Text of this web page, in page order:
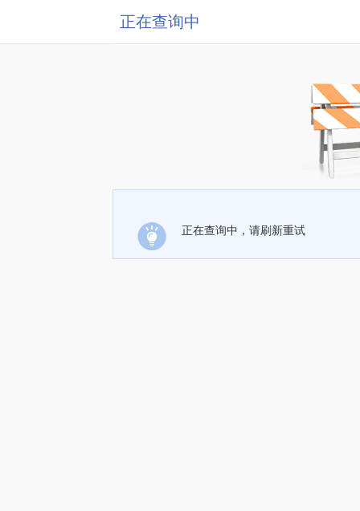
正在查询中
正在查询中，请刷新重试